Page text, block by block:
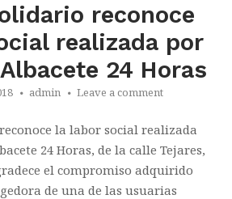
reconoce
realizada por
24 Horas
admin Leave a comment
la labor social realizada
24 Horas, de la calle Tejares,
el compromiso adquirido
de una de las usuarias